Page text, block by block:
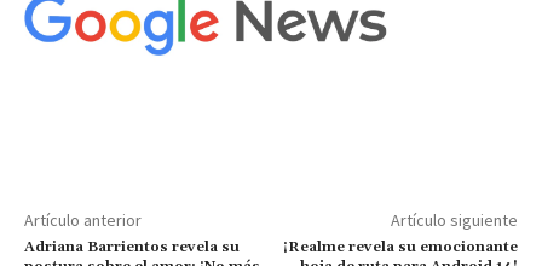
Artículo anterior
Adriana Barrientos revela su
Artículo siguiente
¡Realme revela su emocionante